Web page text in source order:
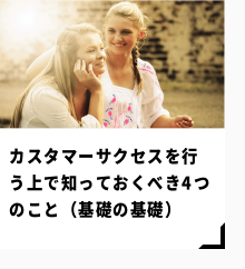
カスタマーサクセスを行
う上で知っておくべき4つ
のこと（基礎の基礎）